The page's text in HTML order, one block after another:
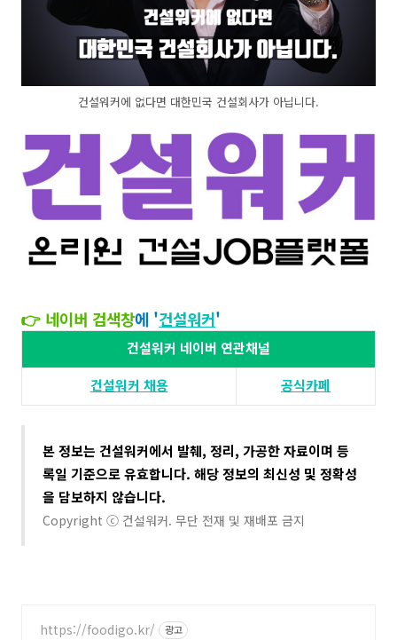
건설워커에 없다면 대한민국 건설회사가 아닙니다.
👉 네이버 검색창에 '건설워커'​​
건설워커 네이버 연관채널
건설워커 채용​
공식카페
본 정보는 건설워커에서 발췌, 정리, 가공한 자료이며 등
록일 기준으로 유효합니다. 해당 정보의 최신성 및 정확성
을 담보하지 않습니다​.
Copyright ⓒ 건설워커. 무단 전재 및 재배포 금지
https://foodigo.kr/ 광고